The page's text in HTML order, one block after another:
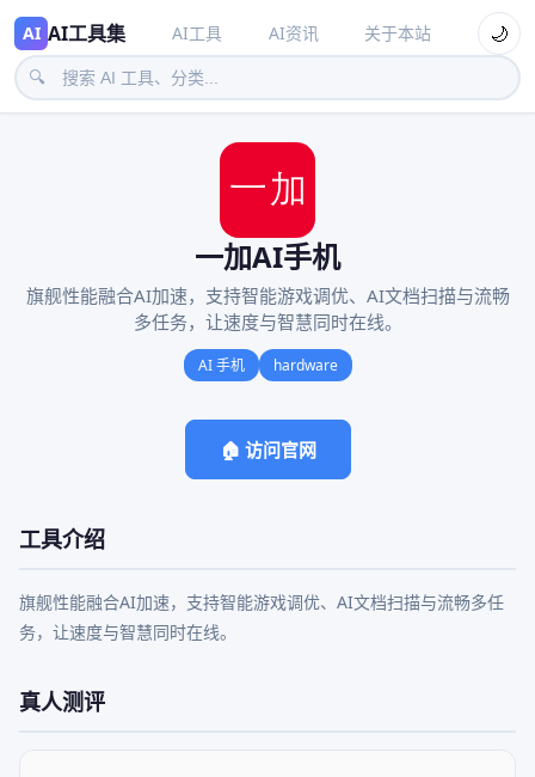
AI AI工具集
🔍
AI工具 AI资讯 关于本站 🌙
一加AI手机
旗舰性能融合AI加速，支持智能游戏调优、AI文档扫描与流畅
多任务，让速度与智慧同时在线。
AI 手机 hardware
🏠 访问官网
工具介绍
旗舰性能融合AI加速，支持智能游戏调优、AI文档扫描与流畅多任
务，让速度与智慧同时在线。
真人测评